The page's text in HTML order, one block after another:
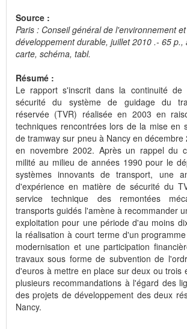
Source :
Paris : Conseil général de l'environnement
développement durable, juillet 2010 .- 65 p.,
carte, schéma, tabl.
Résumé :
Le rapport s'inscrit dans la continuité de
sécurité du système de guidage du
réservée (TVR) réalisée en 2003 en
techniques rencontrées lors de la mise en
de tramway sur pneu à Nancy en décembre
en novembre 2002. Après un rappel du
milité au milieu de années 1990 pour le
systèmes innovants de transport, une
d'expérience en matière de sécurité du
service technique des remontées
transports guidés l'amène à recommander
exploitation pour une période d'au moins
la réalisation à court terme d'un
modernisation et une participation
travaux sous forme de subvention de
d'euros à mettre en place sur deux ou trois
plusieurs recommandations à l'égard des
des projets de développement des deux
Nancy.